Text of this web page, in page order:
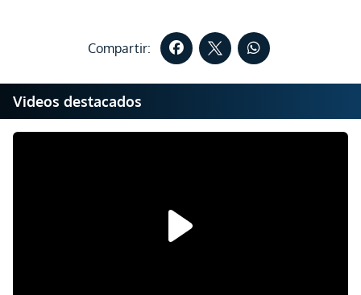
Compartir:
Videos destacados